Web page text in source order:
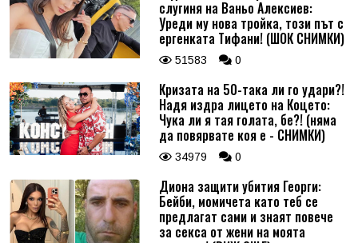
слугиня на Ваньо Алексиев:
Уреди му нова тройка, този път с
ергенката Тифани! (ШОК СНИМКИ)
51583 0
Кризата на 50-така ли го удари?!
Надя издра лицето на Коцето:
Чука ли я тая голата, бе?! (няма
да повярвате коя е - СНИМКИ)
34979 0
Диона защити убития Георги:
Бейби, момичета като теб се
предлагат сами и знаят повече
за секса от жени на моята